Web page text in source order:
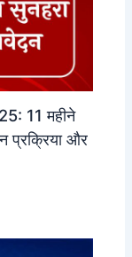
11 महीने
प्रक्रिया और